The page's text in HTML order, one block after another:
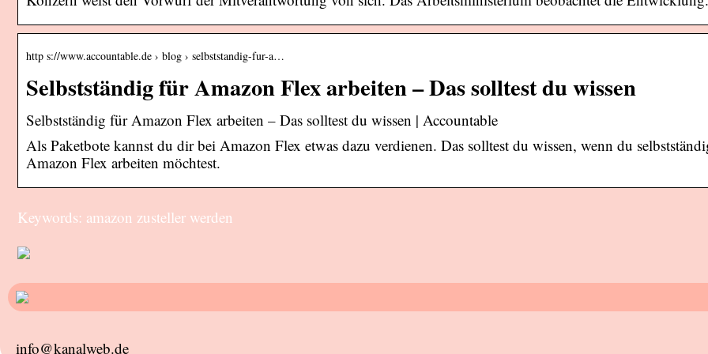
http s://www.accountable.de › blog › selbststandig-fur-a…
Selbstständig für Amazon Flex arbeiten – Das solltest du wissen
Selbstständig für Amazon Flex arbeiten – Das solltest du wissen | Accountable
Als Paketbote kannst du dir bei Amazon Flex etwas dazu verdienen. Das solltest du wissen, wenn du
Amazon Flex arbeiten möchtest.
Keywords: amazon zusteller werden
info@kanalweb.de